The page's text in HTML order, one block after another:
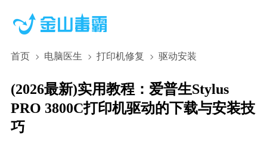
首页 电脑医生 打印机修复 驱动安装
(2026最新)实用教程：爱普生Stylus
PRO 3800C打印机驱动的下载与安装技
巧